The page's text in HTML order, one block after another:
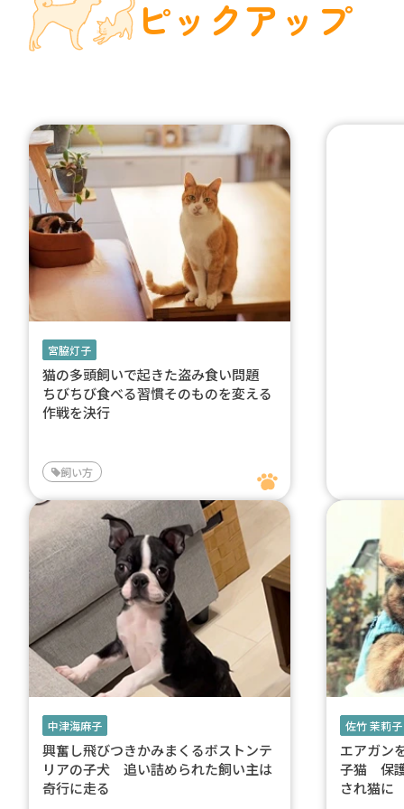
ピックアップ
宮脇灯子
猫の多頭飼いで起きた盗み食い問題
ちびちび食べる習慣そのものを変える
作戦を決行
飼い方
中津海麻子
興奮し飛びつきかみまくるボストンテ
リアの子犬 追い詰められた飼い主は
奇行に走る
佐竹 茉莉子
エアガン
子猫 保
され猫に